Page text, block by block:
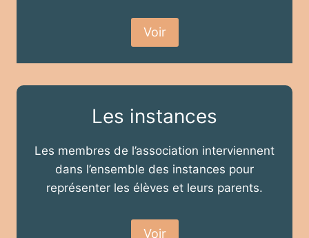
Voir
Les instances
Les membres de l’association interviennent
dans l’ensemble des instances pour
représenter les élèves et leurs parents.
Voir